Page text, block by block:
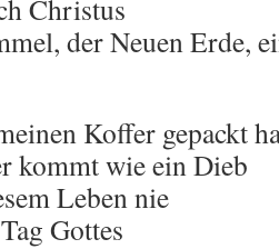
Christus
der Neuen Erde,
Koffer gepackt
kommt wie ein Dieb
Leben nie
Gottes